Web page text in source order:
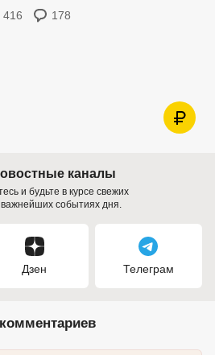
416 178
каналы
и будьте в курсе свежих
важнейших событиях дня.
Дзен Телеграм
комментариев